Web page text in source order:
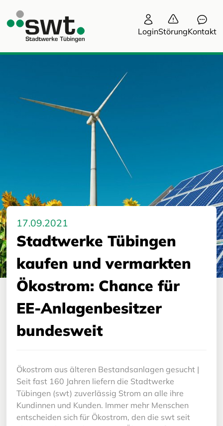
LoginStörungKontakt
17.09.2021
Stadtwerke Tübingen
kaufen und vermarkten
Ökostrom: Chance für
EE-Anlagenbesitzer
bundesweit
Ökostrom aus älteren Bestandsanlagen gesucht |
Seit fast 160 Jahren liefern die Stadtwerke
Tübingen (swt) zuverlässig Strom an alle ihre
Kundinnen und Kunden. Immer mehr Menschen
entscheiden sich für Ökostrom, den die swt seit